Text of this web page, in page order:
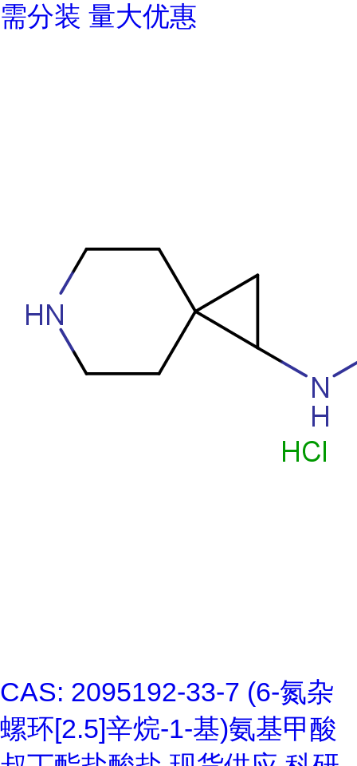
需分装 量大优惠
CAS: 2095192-33-7 (6-氮杂
螺环[2.5]辛烷-1-基)氨基甲酸